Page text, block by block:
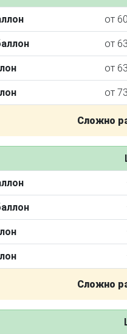
клиентов
5-го поколения
Digitronic
топлива
от
от
от
от
Сложно
Сложно